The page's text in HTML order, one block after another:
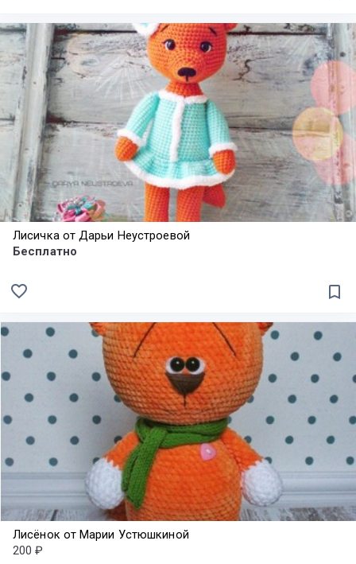
Лисичка от Дарьи Неустроевой
Бесплатно
bookmark_border
favorite_border
Лисёнок от Марии Устюшкиной
200 ₽